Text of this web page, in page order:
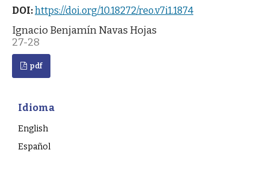
DOI:https://doi.org/10.18272/reo.v7i1.1874
Ignacio Benjamín Navas Hojas
27-28
pdf
Idioma
English
Español